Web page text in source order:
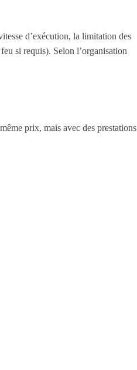
d’exécution, la limitation des
si requis). Selon l’organisation
prix, mais avec des prestations